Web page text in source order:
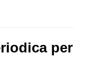
per